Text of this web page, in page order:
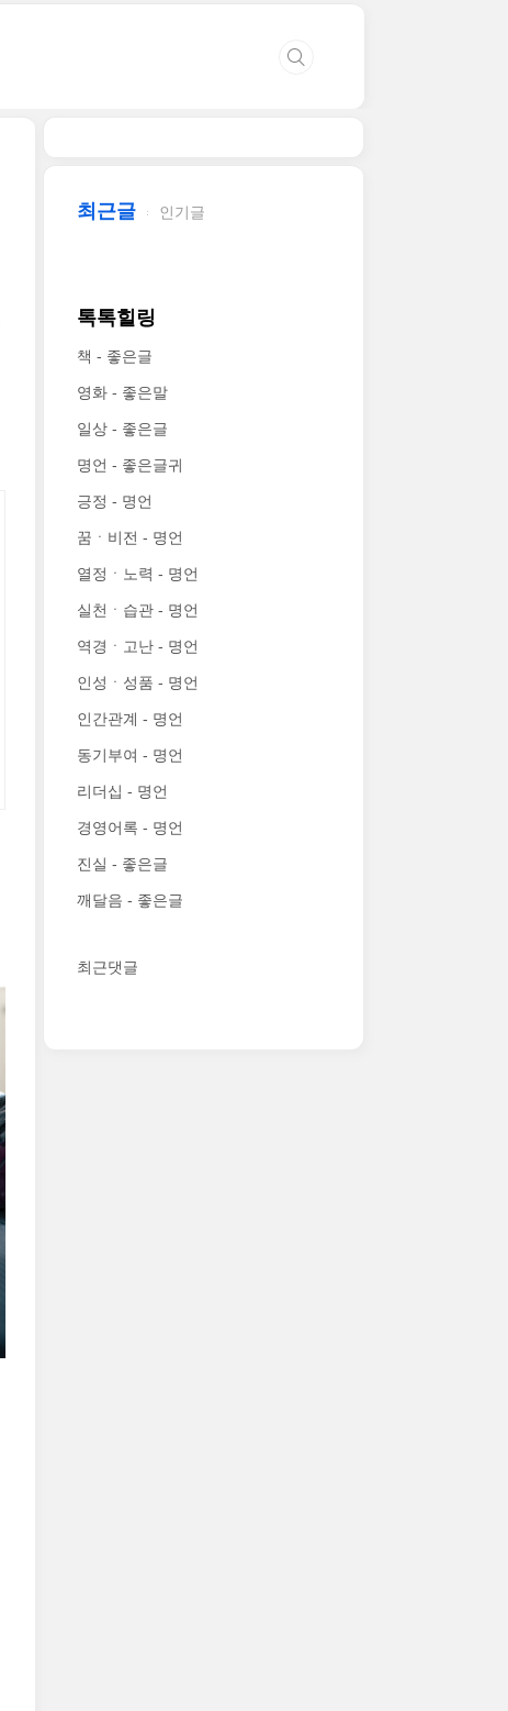
최근글 인기글
톡톡힐링
책 - 좋은글
영화 - 좋은말
일상 - 좋은글
명언 - 좋은글귀
긍정 - 명언
꿈ㆍ비전 - 명언
열정ㆍ노력 - 명언
실천ㆍ습관 - 명언
역경ㆍ고난 - 명언
인성ㆍ성품 - 명언
인간관계 - 명언
동기부여 - 명언
리더십 - 명언
경영어록 - 명언
진실 - 좋은글
깨달음 - 좋은글
최근댓글